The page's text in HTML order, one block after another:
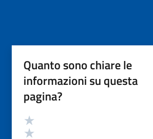
Quanto sono chiare le
informazioni su questa
pagina?
Valutazione